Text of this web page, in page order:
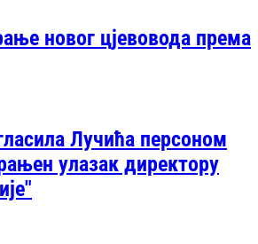
новог цјевовода према
Лучића персоном
улазак директору